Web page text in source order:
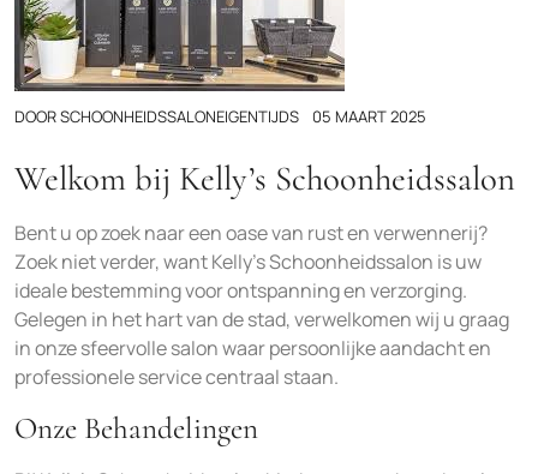
DOORSCHOONHEIDSSALONEIGENTIJDS 05 MAART 2025
Welkom bij Kelly’s Schoonheidssalon
Bent u op zoek naar een oase van rust en verwennerij?
Zoek niet verder, want Kelly’s Schoonheidssalon is uw
ideale bestemming voor ontspanning en verzorging.
Gelegen in het hart van de stad, verwelkomen wij u graag
in onze sfeervolle salon waar persoonlijke aandacht en
professionele service centraal staan.
Onze Behandelingen